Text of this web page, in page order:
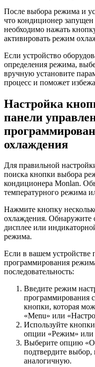
После выбора режима и
что кондиционер
необходимо нажать
активировать режим
Если устройство
определения режима,
вручную установите
процесс и поможет
Настройка
панели
охлаждения
Для правильной
поиска кнопки выбора
кондиционера Monlan.
температурного режима
Нажмите кнопку
охлаждения.
дисплее или
режима.
Если в вашем устройстве
программирования
последовательность:
Введите режим
программирования
кнопки, которая
«Menu» или
Используйте
опции «Режим» или
Выберите опцию
подтвердите
аналогичную.